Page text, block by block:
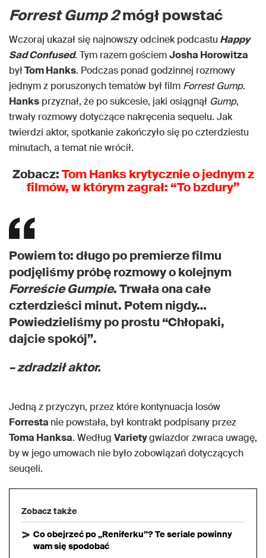
Forrest Gump 2mógł powstać
Wczoraj ukazał się najnowszy odcinek podcastu Happy
Sad Confused. Tym razem gościemJosha Horowitza
byłTom Hanks. Podczas ponad godzinnej rozmowy
jednym z poruszonych tematów był film Forrest Gump.
Hanks przyznał, że po sukcesie, jaki osiągnął Gump,
trwały rozmowy dotyczące nakręcenia sequelu. Jak
twierdzi aktor, spotkanie zakończyło się po czterdziestu
minutach, a temat nie wrócił.
Zobacz:Tom Hanks krytycznie o jednym z
filmów, w którym zagrał: “To bzdury”
Powiem to: długo po premierze filmu
podjęliśmy próbę rozmowy o kolejnym
Forreście Gumpie. Trwała ona całe
czterdzieści minut. Potem nigdy…
Powiedzieliśmy po prostu “Chłopaki,
dajcie spokój”.
– zdradził aktor.
Jedną z przyczyn, przez które kontynuacja losów
Forresta nie powstała, był kontrakt podpisany przez
Toma Hanksa. Według Varietygwiazdor zwraca uwagę,
by w jego umowach nie było zobowiązań dotyczących
seuqeli.
Zobacz także
Co obejrzeć po „Reniferku”? Te seriale powinny
wam się spodobać